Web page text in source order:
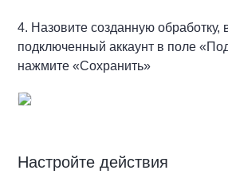
4. Назовите созданную обработку,
подключенный аккаунт в поле
нажмите «Сохранить»
Настройте действия